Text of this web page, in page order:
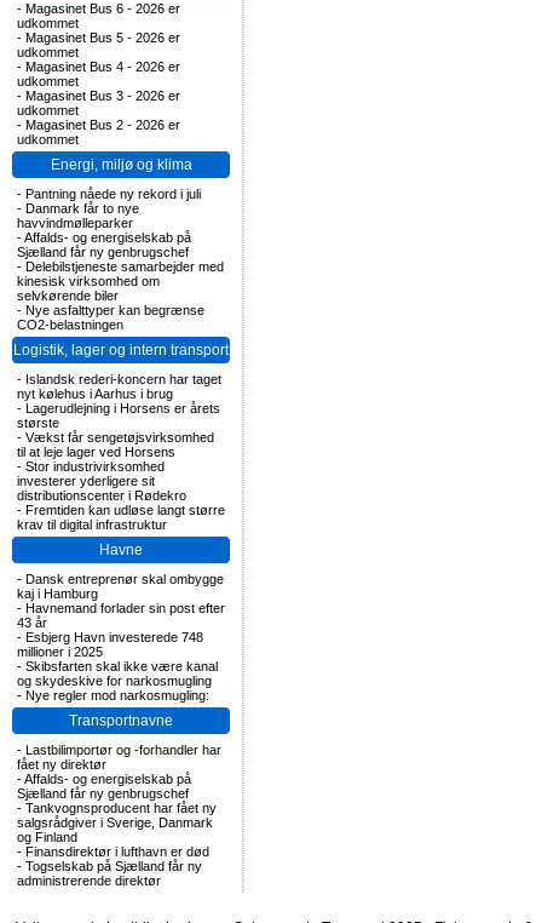
- Magasinet Bus 6 - 2026 er
udkommet
- Magasinet Bus 5 - 2026 er
udkommet
- Magasinet Bus 4 - 2026 er
udkommet
- Magasinet Bus 3 - 2026 er
udkommet
- Magasinet Bus 2 - 2026 er
udkommet
Energi, miljø og klima
- Pantning nåede ny rekord i juli
- Danmark får to nye
havvindmølleparker
-Affalds- og energiselskab på
Sjælland får ny genbrugschef
- Delebilstjeneste samarbejder med
kinesisk virksomhed om
selvkørende biler
- Nye asfalttyper kan begrænse
CO2-belastningen
Logistik, lager og intern transport
- Islandsk rederi-koncern har taget
nyt kølehus i Aarhus i brug
- Lagerudlejning i Horsens er årets
største
- Vækst får sengetøjsvirksomhed
til at leje lager ved Horsens
- Stor industrivirksomhed
investerer yderligere sit
distributionscenter i Rødekro
- Fremtiden kan udløse langt større
krav til digital infrastruktur
Havne
- Dansk entreprenør skal ombygge
kaj i Hamburg
- Havnemand forlader sin post efter
43 år
- Esbjerg Havn investerede 748
millioner i 2025
- Skibsfarten skal ikke være kanal
og skydeskive for narkosmugling
- Nye regler mod narkosmugling:
Transportnavne
- Lastbilimportør og -forhandler har
fået ny direktør
-Affalds- og energiselskab på
Sjælland får ny genbrugschef
- Tankvognsproducent har fået ny
salgsrådgiver i Sverige, Danmark
og Finland
- Finansdirektør i lufthavn er død
- Togselskab på Sjælland får ny
administrerende direktør